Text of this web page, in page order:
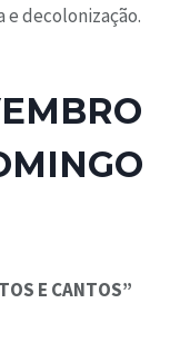
e decolonização.
E CANTOS”